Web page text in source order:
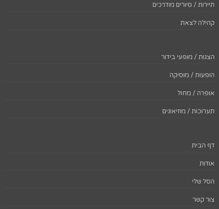
תיירות / סיורים מודרכים
קהילה לצאת
הצגות / מופעי בידור
הופעות / מוסיקה
אופרה / מחול
תערוכות / מוזיאונים
דף הבית
אודות
הסל שלי
צור קשר